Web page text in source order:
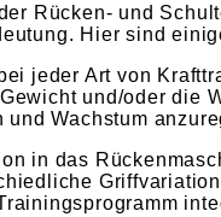
Rücken- und
Hier sind
jeder Art von
und/oder die
Wachstum
in das